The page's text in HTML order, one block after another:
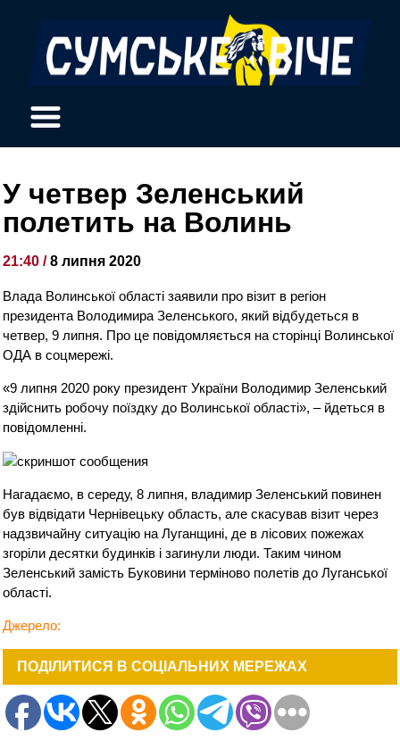
У четвер Зеленський
полетить на Волинь
21:40 /8 липня 2020
Влада Волинської області заявили про візит в регіон
президента Володимира Зеленського, який відбудеться в
четвер, 9 липня. Про це повідомляється на сторінці Волинської
ОДА в соцмережі.
«9 липня 2020 року президент України Володимир Зеленський
здійснить робочу поїздку до Волинської області», – йдеться в
повідомленні.
Нагадаємо, в середу, 8 липня, владимир Зеленський повинен
був відвідати Чернівецьку область, але скасував візит через
надзвичайну ситуацію на Луганщині, де в лісових пожежах
згоріли десятки будинків і загинули люди. Таким чином
Зеленський замість Буковини терміново полетів до Луганської
області.
Джерело:
ПОДІЛИТИСЯ В СОЦІАЛЬНИХ МЕРЕЖАХ